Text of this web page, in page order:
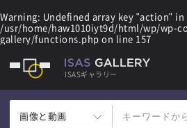
Warning: Undefined array key "action" in
/usr/home/haw1010iyt9d/html/wp/wp-
gallery/functions.php on line 157
ISASギャラリー
画像と動画